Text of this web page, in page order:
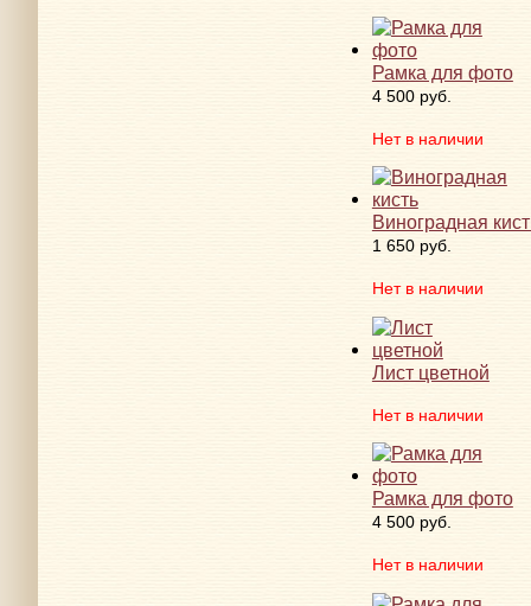
Рамка для фото
4 500 руб.
Нет в наличии
Виноградная
1 650 руб.
Нет в наличии
Лист цветной
Нет в наличии
Рамка для фото
4 500 руб.
Нет в наличии